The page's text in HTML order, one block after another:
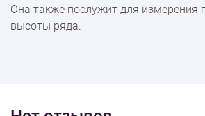
Доставка
Она также послужит для измерения
высоты ряда.